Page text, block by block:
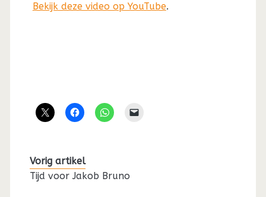
Bekijk deze video op YouTube.
Vorig artikel
Tijd voor Jakob Bruno